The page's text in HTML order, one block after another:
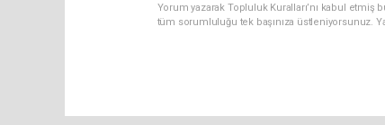
Yorum yazarak Topluluk Kuralları’nı kabul etmiş
tüm sorumluluğu tek başınıza üstleniyorsunuz.